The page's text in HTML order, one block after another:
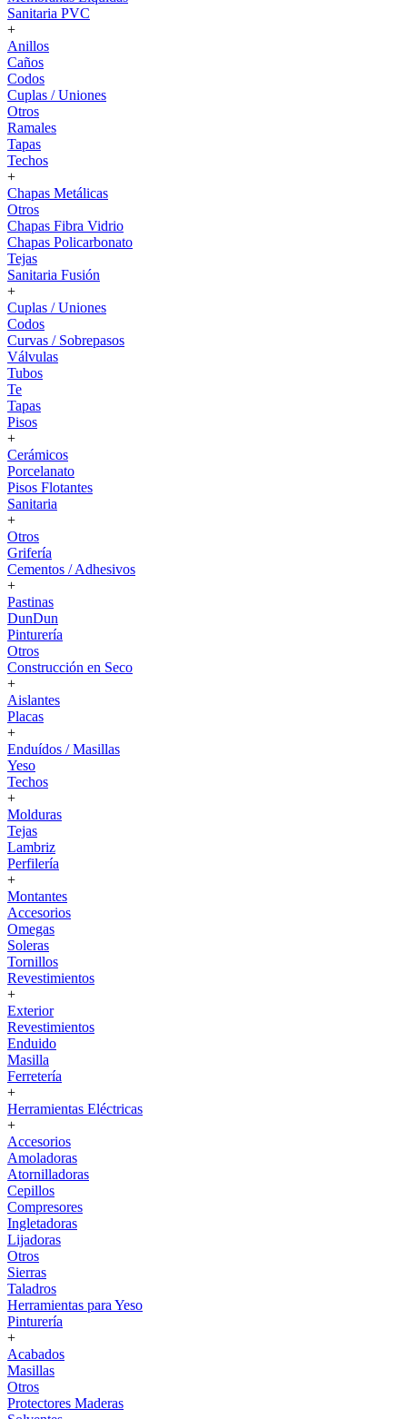
Sanitaria PVC
+
Anillos
Caños
Codos
Cuplas / Uniones
Otros
Ramales
Tapas
Techos
+
Chapas Metálicas
Otros
Chapas Fibra Vidrio
Chapas Policarbonato
Tejas
Sanitaria Fusión
+
Cuplas / Uniones
Codos
Curvas / Sobrepasos
Válvulas
Tubos
Te
Tapas
Pisos
+
Cerámicos
Porcelanato
Pisos Flotantes
Sanitaria
+
Otros
Grifería
Cementos / Adhesivos
+
Pastinas
DunDun
Pinturería
Otros
Construcción en Seco
+
Aislantes
Placas
+
Enduídos / Masillas
Yeso
Techos
+
Molduras
Tejas
Lambriz
Perfilería
+
Montantes
Accesorios
Omegas
Soleras
Tornillos
Revestimientos
+
Exterior
Revestimientos
Enduido
Masilla
Ferretería
+
Herramientas Eléctricas
+
Accesorios
Amoladoras
Atornilladoras
Cepillos
Compresores
Ingletadoras
Lijadoras
Otros
Sierras
Taladros
Herramientas para Yeso
Pinturería
+
Acabados
Masillas
Otros
Protectores Maderas